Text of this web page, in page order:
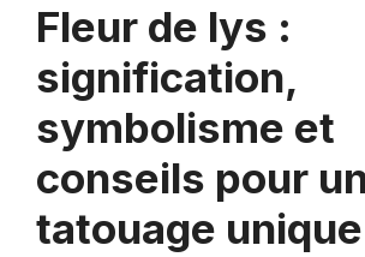
Fleur de lys :
signification,
symbolisme et
conseils pour
tatouage unique